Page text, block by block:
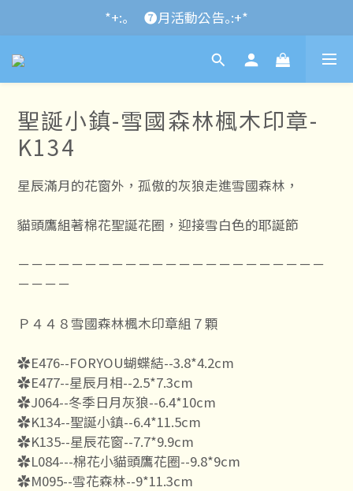
*+:｡\new / !🌌 官網消費滿千折百~RUN~:+*
*+:｡     ❼月活動公告｡:+*
*+:｡\new / !🌌 官網消費滿千折百~RUN~:+*
聖誕小鎮-雪國森林楓木印章-
K134
星辰滿月的花窗外，孤傲的灰狼走進雪國森林，
貓頭鷹組著棉花聖誕花圈，迎接雪白色的耶誕節
－－－－－－－－－－－－－－－－－－－－－－－
－－－－
Ｐ４４８雪國森林楓木印章組７顆
✿E476--FORYOU蝴蝶結--3.8*4.2cm
✿E477--星辰月相--2.5*7.3cm
✿J064--冬季日月灰狼--6.4*10cm
✿K134--聖誕小鎮--6.4*11.5cm
✿K135--星辰花窗--7.7*9.9cm
✿L084---棉花小貓頭鷹花圈--9.8*9cm
✿M095--雪花森林--9*11.3cm